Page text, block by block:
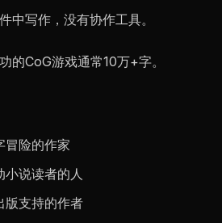
中写作，没有协作工具。
功的CoG游戏通常10万+字。
冒险的作家
小说读者的人
版支持的作者